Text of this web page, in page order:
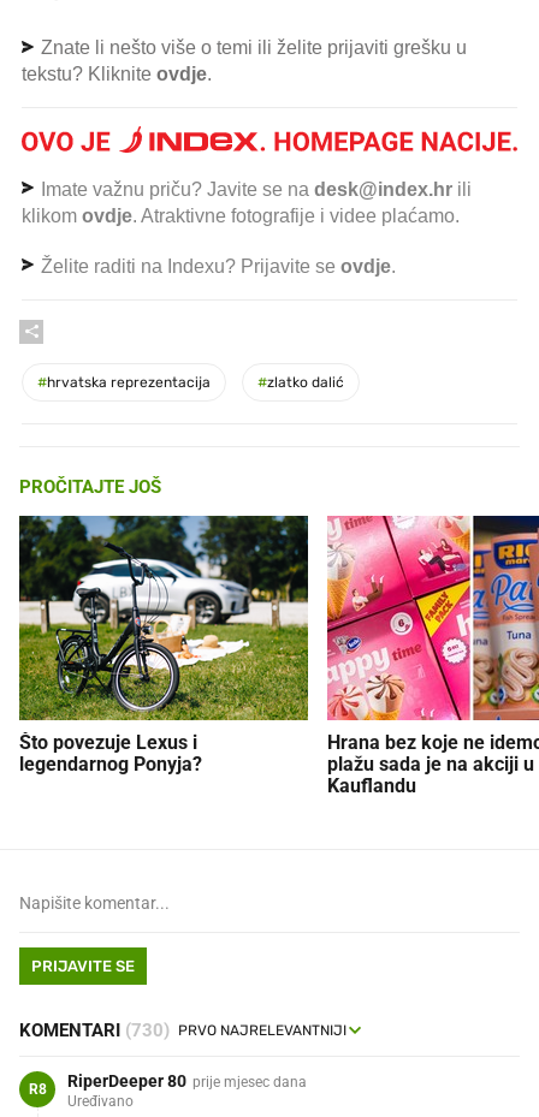
Znate li nešto više o temi ili želite prijaviti grešku u
tekstu? Kliknite ovdje.
Imate važnu priču? Javite se na desk@index.hr ili
klikom ovdje. Atraktivne fotografije i videe plaćamo.
Želite raditi na Indexu? Prijavite se ovdje.
#hrvatska reprezentacija #zlatko dalić
PROČITAJTE JOŠ
Što povezuje Lexus i
legendarnog Ponyja?
Hrana bez koje ne
plažu sada je na akciji u
Kauflandu
PRIJAVITE SE
KOMENTARI (730)
R8 RiperDeeper 80 prije mjesec dana
Uređivano